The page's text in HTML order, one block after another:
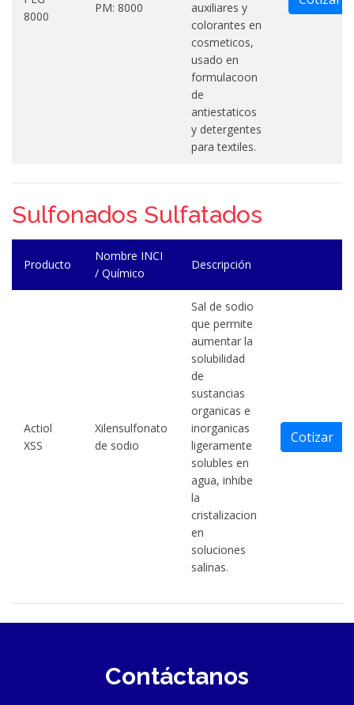
8000
PM: 8000
auxiliares y
colorantes en
cosmeticos,
usado en
formulacoon
de
antiestaticos
y detergentes
para textiles.
Sulfonados Sulfatados
Producto
Nombre INCI
/ Químico
Descripción
Actiol
XSS
Xilensulfonato
de sodio
Sal de sodio
que permite
aumentar la
solubilidad
de
sustancias
organicas e
inorganicas
ligeramente
solubles en
agua, inhibe
la
cristalizacion
en
soluciones
salinas.
Cotizar
Contáctanos